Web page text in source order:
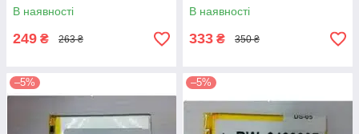
В наявності
249 ₴ 263 ₴
В наявності
333 ₴ 350 ₴
–5% –5%